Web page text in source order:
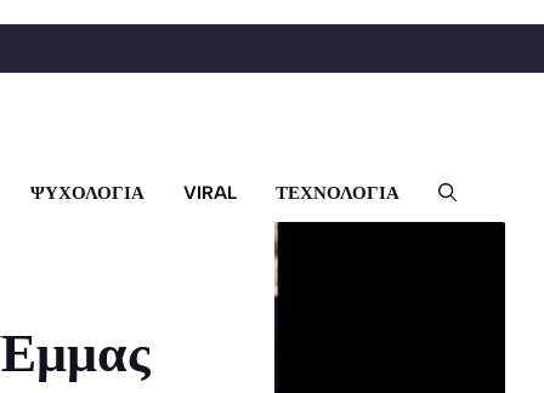
ΨΥΧΟΛΟΓΙΑ VIRAL ΤΕΧΝΟΛΟΓΙΑ
Έμμας